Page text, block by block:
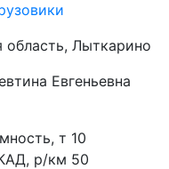
область, Лыткарино
Евгеньевна
т 10
р/км 50